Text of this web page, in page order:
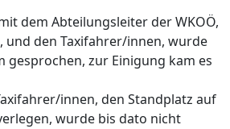
dem Abteilungsleiter der WKOÖ,
und den Taxifahrer/innen, wurde
gesprochen, zur Einigung kam es
innen, den Standplatz auf
wurde bis dato nicht